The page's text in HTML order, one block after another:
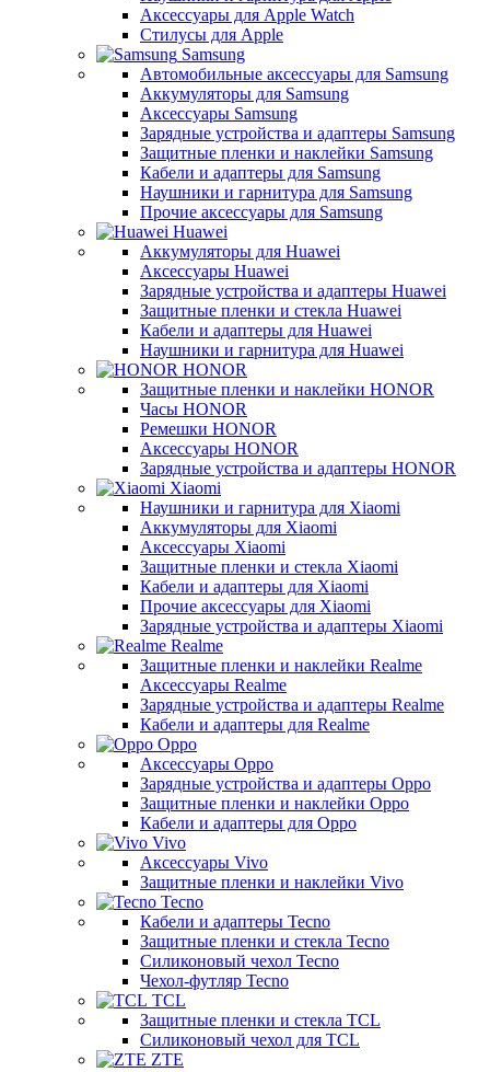
Аксессуары для Apple Watch
Стилусы для Apple
Samsung
Автомобильные аксессуары для Samsung
Аккумуляторы для Samsung
Аксессуары Samsung
Зарядные устройства и адаптеры Samsung
Защитные пленки и наклейки Samsung
Кабели и адаптеры для Samsung
Наушники и гарнитура для Samsung
Прочие аксессуары для Samsung
Huawei
Аккумуляторы для Huawei
Аксессуары Huawei
Зарядные устройства и адаптеры Huawei
Защитные пленки и стекла Huawei
Кабели и адаптеры для Huawei
Наушники и гарнитура для Huawei
HONOR
Защитные пленки и наклейки HONOR
Часы HONOR
Ремешки HONOR
Аксессуары HONOR
Зарядные устройства и адаптеры HONOR
Xiaomi
Наушники и гарнитура для Xiaomi
Аккумуляторы для Xiaomi
Аксессуары Xiaomi
Защитные пленки и стекла Xiaomi
Кабели и адаптеры для Xiaomi
Прочие аксессуары для Xiaomi
Зарядные устройства и адаптеры Xiaomi
Realme
Защитные пленки и наклейки Realme
Аксессуары Realme
Зарядные устройства и адаптеры Realme
Кабели и адаптеры для Realme
Oppo
Аксессуары Oppo
Зарядные устройства и адаптеры Oppo
Защитные пленки и наклейки Oppo
Кабели и адаптеры для Oppo
Vivo
Аксессуары Vivo
Защитные пленки и наклейки Vivo
Tecno
Кабели и адаптеры Tecno
Защитные пленки и стекла Tecno
Силиконовый чехол Tecno
Чехол-футляр Tecno
TCL
Защитные пленки и стекла TCL
Силиконовый чехол для TCL
ZTE